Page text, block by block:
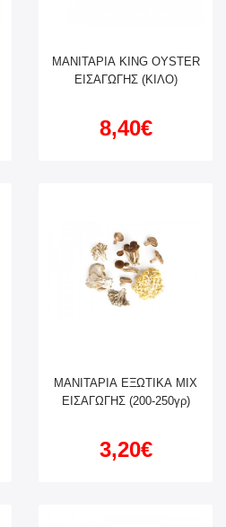
ΜΑΝΙΤΑΡΙΑ KING OYSTER
ΕΙΣΑΓΩΓΗΣ (ΚΙΛΟ)
8,40€
ΜΑΝΙΤΑΡΙΑ ΕΞΩΤΙΚΑ ΜΙΧ
ΕΙΣΑΓΩΓΗΣ (200-250γρ)
3,20€